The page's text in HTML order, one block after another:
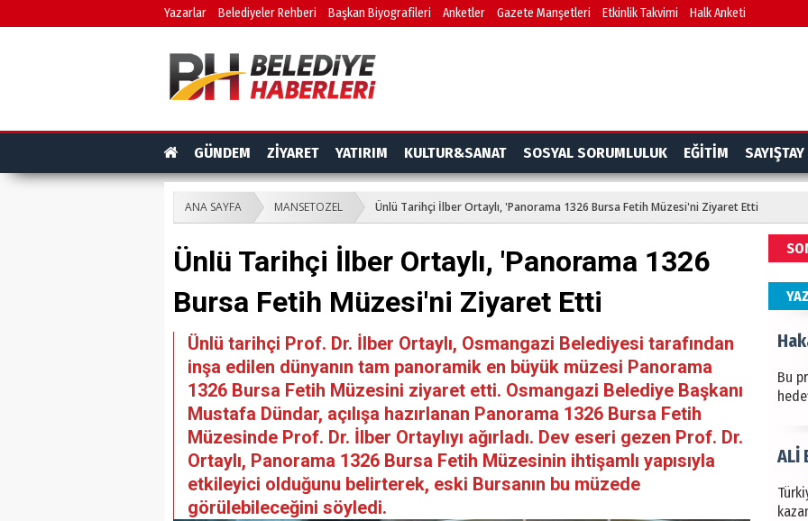
Yazarlar Belediyeler Rehberi Başkan Biyografileri Anketler Gazete Manşetleri Etkinlik Takvimi Halk Anketi
GÜNDEM ZİYARET YATIRIM KULTUR&SANAT SOSYAL SORUMLULUK EĞİTİM SAYIŞTAY
ANA SAYFA MANSETOZEL Ünlü Tarihçi İlber Ortaylı, 'Panorama 1326 Bursa Fetih Müzesi'ni Ziyaret Etti
Ünlü Tarihçi İlber Ortaylı, 'Panorama 1326
Bursa Fetih Müzesi'ni Ziyaret Etti
Ünlü tarihçi Prof. Dr. İlber Ortaylı, Osmangazi Belediyesi tarafından
inşa edilen dünyanın tam panoramik en büyük müzesi Panorama
1326 Bursa Fetih Müzesini ziyaret etti. Osmangazi Belediye Başkanı
Mustafa Dündar, açılışa hazırlanan Panorama 1326 Bursa Fetih
Müzesinde Prof. Dr. İlber Ortaylıyı ağırladı. Dev eseri gezen Prof. Dr.
Ortaylı, Panorama 1326 Bursa Fetih Müzesinin ihtişamlı yapısıyla
etkileyici olduğunu belirterek, eski Bursanın bu müzede
görülebileceğini söyledi.
Bu
ALİ